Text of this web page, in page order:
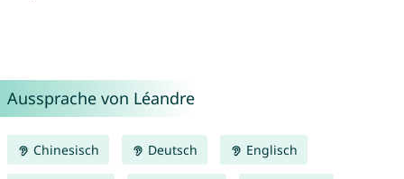
Aussprache von Léandre
Chinesisch Deutsch Englisch